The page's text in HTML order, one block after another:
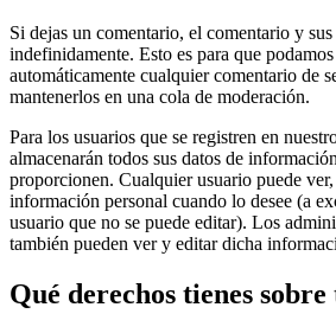
Si dejas un comentario, el comentario y
indefinidamente. Esto es para que
automáticamente cualquier comentario de
mantenerlos en una cola de moderación.
Para los usuarios que se registren en
almacenarán todos sus datos de
proporcionen. Cualquier usuario puede
información personal cuando lo desee (a
usuario que no se puede editar). Los
también pueden ver y editar dicha
Qué derechos tienes sobre